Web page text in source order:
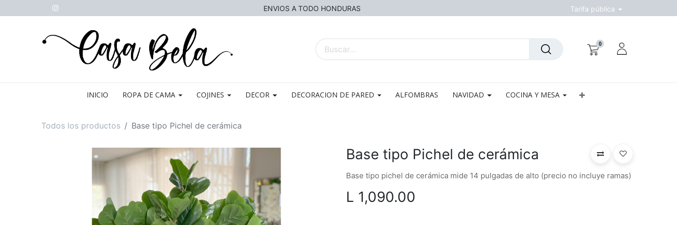
ENVIOS A TODO HONDURAS Tarifa pública
0
INICIO ROPA DE CAMA COJINES DECOR DECORACION DE PARED ALFOMBRAS NAVIDAD COCINA Y MESA
Todos los productos Base tipo Pichel de cerámica
Base tipo Pichel de cerámica
Base tipo pichel de cerámica mide 14 pulgadas de alto (precio no incluye ramas)
L 1,090.00